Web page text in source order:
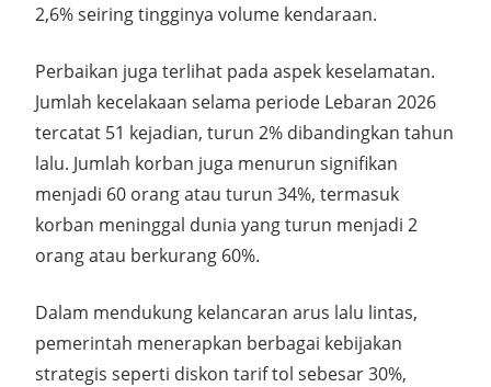
2,6% seiring tingginya volume kendaraan.
Perbaikan juga terlihat pada aspek keselamatan.
Jumlah kecelakaan selama periode Lebaran 2026
tercatat 51 kejadian, turun 2% dibandingkan tahun
lalu. Jumlah korban juga menurun signifikan
menjadi 60 orang atau turun 34%, termasuk
korban meninggal dunia yang turun menjadi 2
orang atau berkurang 60%.
Dalam mendukung kelancaran arus lalu lintas,
pemerintah menerapkan berbagai kebijakan
strategis seperti diskon tarif tol sebesar 30%,